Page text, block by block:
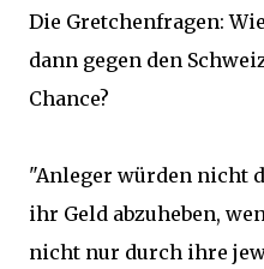
Die Gretchenfragen:
dann gegen den
Chance?
"Anleger würden nicht
ihr Geld abzuheben,
nicht nur durch ihre